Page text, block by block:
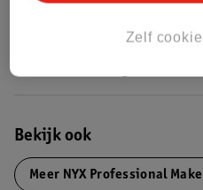
Bekijk ook
Meer NYX Professional
Zelf